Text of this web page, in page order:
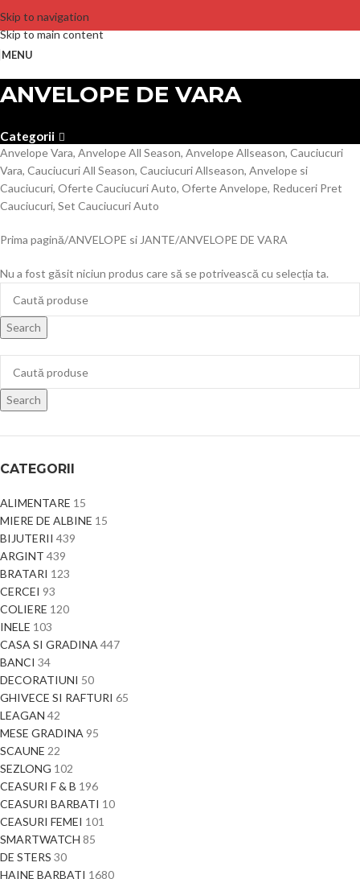
Skip to navigation
Skip to main content
MENU
ANVELOPE DE VARA
Categorii
Search
CATEGORII
ALIMENTARE 15
MIERE DE ALBINE 15
BIJUTERII 439
ARGINT 439
BRATARI 123
CERCEI 93
COLIERE 120
INELE 103
CASA SI GRADINA 447
BANCI 34
DECORATIUNI 50
GHIVECE SI RAFTURI 65
LEAGAN 42
MESE GRADINA 95
SCAUNE 22
SEZLONG 102
CEASURI F & B 196
CEASURI BARBATI 10
CEASURI FEMEI 101
SMARTWATCH 85
DE STERS 30
HAINE BARBATI 1680
Anvelope Vara, Anvelope All Season, Anvelope Allseason, Cauciucuri
Vara, Cauciucuri All Season, Cauciucuri Allseason, Anvelope si
Cauciucuri, Oferte Cauciucuri Auto, Oferte Anvelope, Reduceri Pret
Cauciucuri, Set Cauciucuri Auto
Prima pagină ANVELOPE si JANTE ANVELOPE DE VARA
Nu a fost găsit niciun produs care să se potrivească cu selecția ta.
Search